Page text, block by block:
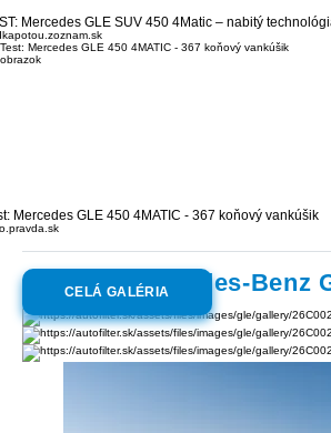
Mercedes GLE SUV 450 4Matic – nabitý
Mercedes GLE 450 4MATIC - 367 koňový vankúšik
Galéria:Mercedes-Benz
CELÁ GALÉRIA